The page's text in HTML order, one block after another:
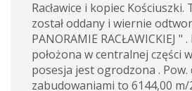
Racławice i kopiec
został oddany i wiernie
PANORAMIE RACŁAWICKIEJ
położona w centralnej części
posesja jest ogrodzona . Pow.
zabudowaniami to 6144,00 m/